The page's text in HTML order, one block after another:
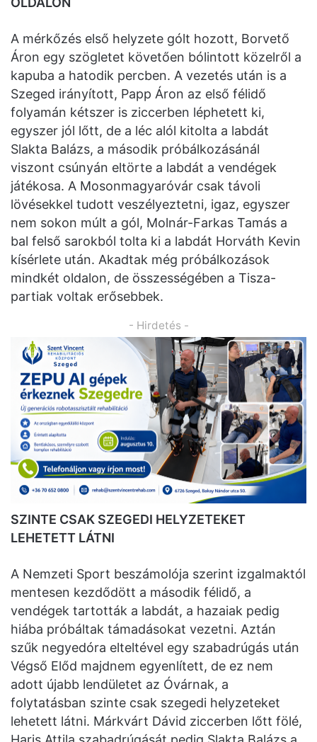
A mérkőzés első helyzete gólt hozott, Borvető
Áron egy szögletet követően bólintott közelről a
kapuba a hatodik percben. A vezetés után is a
Szeged irányított, Papp Áron az első félidő
folyamán kétszer is ziccerben léphetett ki,
egyszer jól lőtt, de a léc alól kitolta a labdát
Slakta Balázs, a második próbálkozásánál
viszont csúnyán eltörte a labdát a vendégek
játékosa. A Mosonmagyaróvár csak távoli
lövésekkel tudott veszélyeztetni, igaz, egyszer
nem sokon múlt a gól, Molnár-Farkas Tamás a
bal felső sarokból tolta ki a labdát Horváth Kevin
kísérlete után. Akadtak még próbálkozások
mindkét oldalon, de összességében a Tisza-
partiak voltak erősebbek.
- Hirdetés -
SZINTE CSAK SZEGEDI HELYZETEKET
LEHETETT LÁTNI
A Nemzeti Sport beszámolója szerint izgalmaktól
mentesen kezdődött a második félidő, a
vendégek tartották a labdát, a hazaiak pedig
hiába próbáltak támadásokat vezetni. Aztán
szűk negyedóra elteltével egy szabadrúgás után
Végső Előd majdnem egyenlített, de ez nem
adott újabb lendületet az Óvárnak, a
folytatásban szinte csak szegedi helyzeteket
lehetett látni. Márkvárt Dávid ziccerben lőtt fölé,